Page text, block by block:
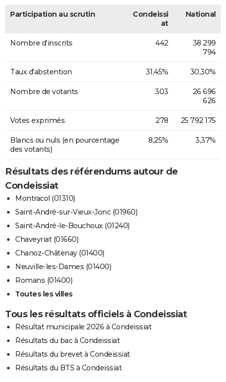
Participation au scrutin
Condeissi
at
National
Nombre d'inscrits 442
38 299
794
Taux d'abstention 31,45% 30,30%
Nombre de votants 303
26 696
626
Votes exprimés 278 25 792 175
Blancs ou nuls (en pourcentage
des votants)
8,25% 3,37%
Résultats des référendums autour de
Condeissiat
Montracol (01310)
Saint-André-sur-Vieux-Jonc (01960)
Saint-André-le-Bouchoux (01240)
Chaveyriat (01660)
Chanoz-Châtenay (01400)
Neuville-les-Dames (01400)
Romans (01400)
Toutes les villes
Tous les résultats officiels à Condeissiat
Résultat municipale 2026 à Condeissiat
Résultats du bac à Condeissiat
Résultats du brevet à Condeissiat
Résultats du BTS à Condeissiat